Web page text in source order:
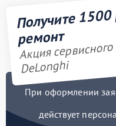
Получите
ремонт
Акция
DeLonghi
При оформлении
действует